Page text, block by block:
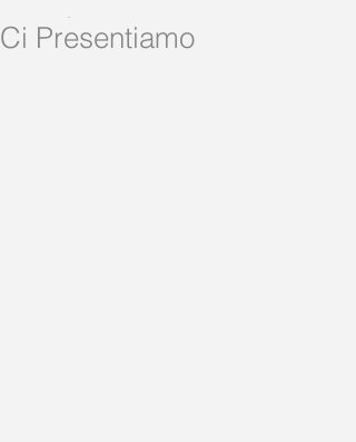
Tel:0425.539382
Mobile:
389.5728858
Ci Presentiamo